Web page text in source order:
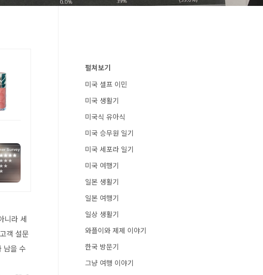
니라 세
객 설문
남을 수
펼쳐보기
미국 셀프 이민
미국 생활기
미국식 유아식
미국 승무원 일기
미국 세포라 일기
미국 여행기
일본 생활기
일본 여행기
일상 생활기
와플이와 제제 이야기
한국 방문기
그냥 여행 이야기